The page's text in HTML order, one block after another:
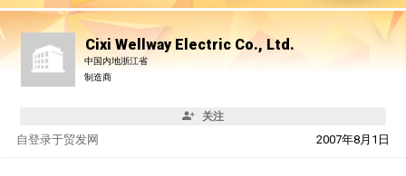
Cixi Wellway Electric Co., Ltd.
中国内地浙江省
制造商
关注
自 2007年8月1日
登录于贸发网